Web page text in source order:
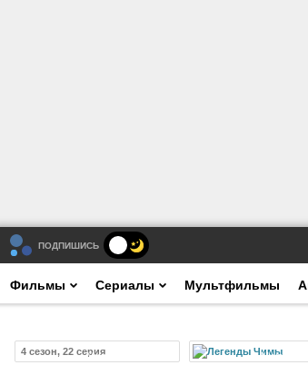
ПОДПИШИСЬ
Фильмы Сериалы Мультфильмы
4 сезон, 22 серияМультсериал